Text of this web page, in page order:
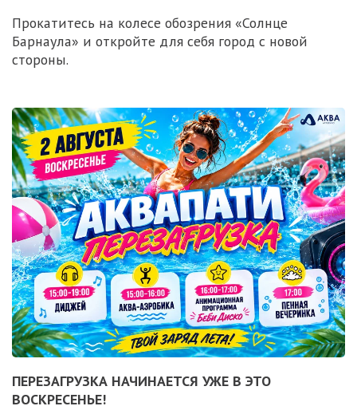
Прокатитесь на колесе обозрения «Солнце
Барнаула» и откройте для себя город с новой
стороны.
ПЕРЕЗАГРУЗКА НАЧИНАЕТСЯ УЖЕ В ЭТО
ВОСКРЕСЕНЬЕ!